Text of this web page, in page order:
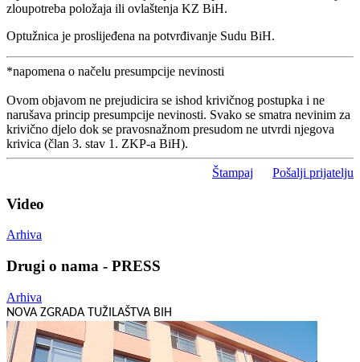
zloupotreba položaja ili ovlaštenja KZ BiH.
Optužnica je proslijeđena na potvrđivanje Sudu BiH.
*napomena o načelu presumpcije nevinosti
Ovom objavom ne prejudicira se ishod krivičnog postupka i ne
narušava princip presumpcije nevinosti. Svako se smatra nevinim za
krivično djelo dok se pravosnažnom presudom ne utvrdi njegova
krivica (član 3. stav 1. ZKP-a BiH).
Štampaj Pošalji prijatelju
Video
Arhiva
Drugi o nama - PRESS
Arhiva
NOVA ZGRADA TUŽILAŠTVA BIH